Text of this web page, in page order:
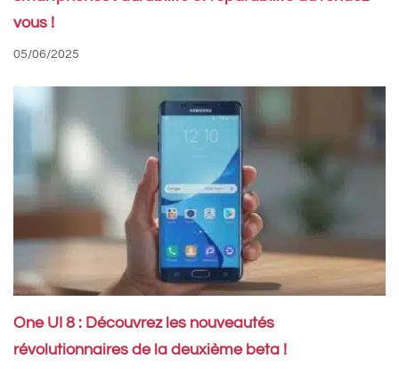
vous !
05/06/2025
One UI 8 : Découvrez les nouveautés
révolutionnaires de la deuxième beta !